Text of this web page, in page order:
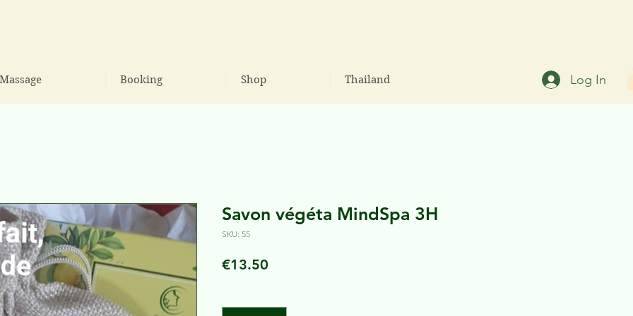
Log In
Massage Booking Shop Thailand
Savon végéta MindSpa 3H
SKU: 55
€13.50